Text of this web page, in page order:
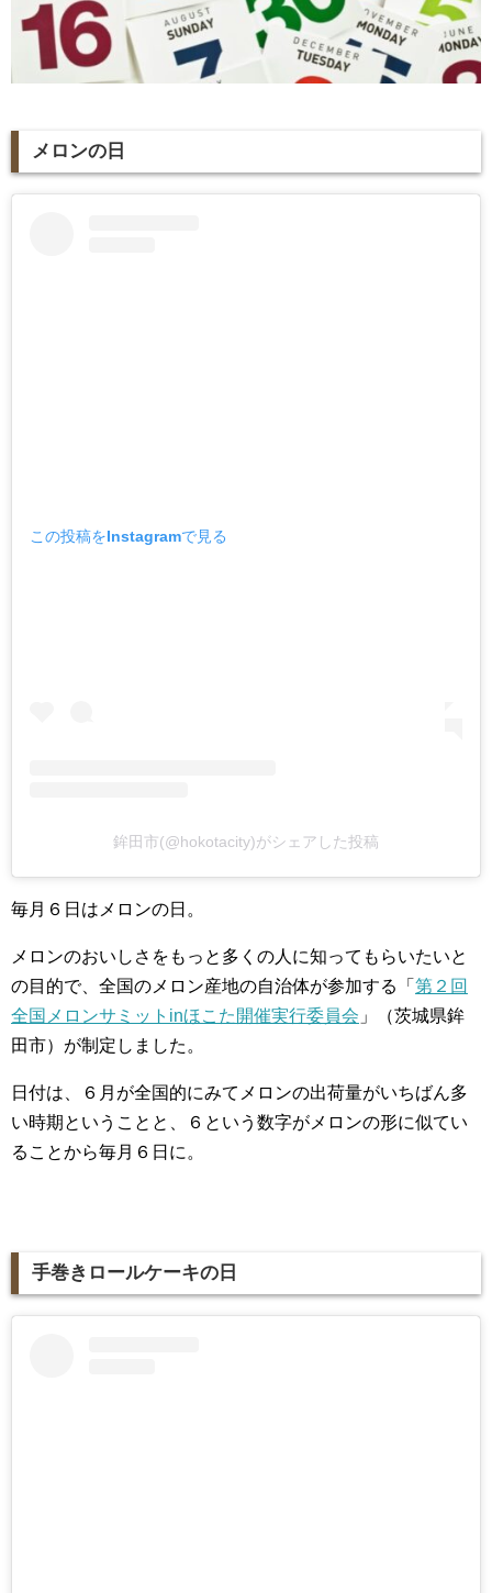
メロンの日
この投稿をInstagramで見る
鉾田市(@hokotacity)がシェアした投稿
毎月６日はメロンの日。
メロンのおいしさをもっと多くの人に知ってもらいたいと
の目的で、全国のメロン産地の自治体が参加する「 第２回
全国メロンサミットinほこた開催実行委員会 」（茨城県鉾
田市）が制定しました。
日付は、６月が全国的にみてメロンの出荷量がいちばん多
い時期ということと、６という数字がメロンの形に似てい
ることから毎月６日に。
手巻きロールケーキの日